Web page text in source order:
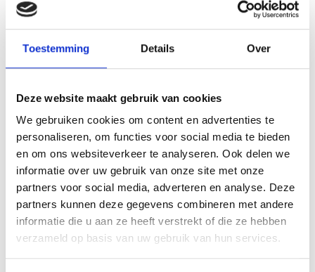
Toestemming Details Over
Deze website maakt gebruik van cookies
We gebruiken cookies om content en advertenties te
personaliseren, om functies voor social media te bieden
en om ons websiteverkeer te analyseren. Ook delen we
informatie over uw gebruik van onze site met onze
partners voor social media, adverteren en analyse. Deze
partners kunnen deze gegevens combineren met andere
informatie die u aan ze heeft verstrekt of die ze hebben
verzameld op basis van uw gebruik van hun services.
VITELLO TONNATO VAN DE
SEARWOOD
RECEPT